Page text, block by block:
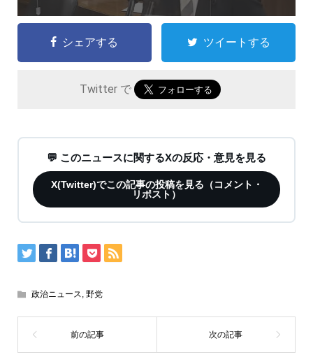
シェアする ツイートする
Twitter で
💬 このニュースに関するXの反応・意見を見る
X(Twitter)でこの記事の投稿を見る（コメント・
リポスト）
政治ニュース 野党